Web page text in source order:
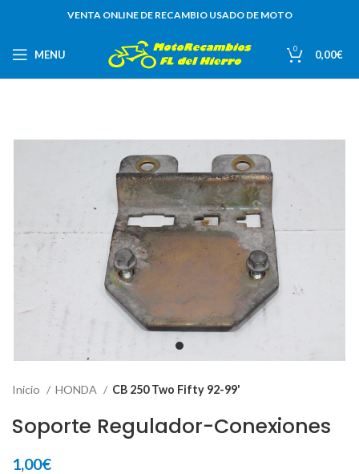
VENTA ONLINE DE RECAMBIO USADO DE MOTO
MENU 0 0,00€
Inicio HONDA CB 250 Two Fifty 92-99'
Soporte Regulador-Conexiones
1,00€